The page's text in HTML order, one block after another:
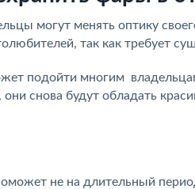
могут менять оптику
так как требует
подойти многим
снова будут обладать
не на длительный